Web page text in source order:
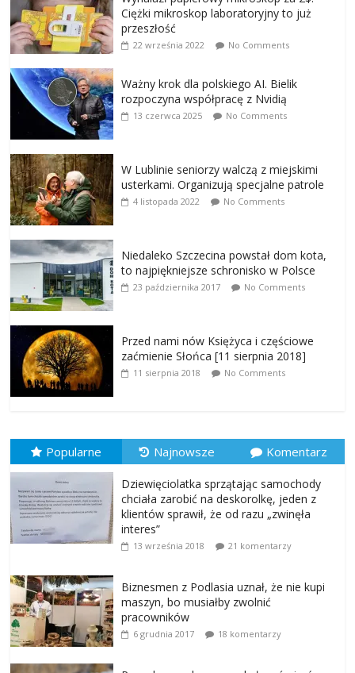
Ciężki mikroskop laboratoryjny to już
przeszłość
22 września 2022 No Comments
Ważny krok dla polskiego AI. Bielik
rozpoczyna współpracę z Nvidią
13 czerwca 2025 No Comments
W Lublinie seniorzy walczą z miejskimi
usterkami. Organizują specjalne patrole
4 listopada 2022 No Comments
Niedaleko Szczecina powstał dom kota,
to najpiękniejsze schronisko w Polsce
23 października 2017 No Comments
Przed nami nów Księżyca i częściowe
zaćmienie Słońca [11 sierpnia 2018]
11 sierpnia 2018 No Comments
Popularne Najnowsze Komentarz
Dziewięciolatka sprzątając samochody
chciała zarobić na deskorolkę, jeden z
klientów sprawił, że od razu „zwinęła
interes”
13 września 2018 21 komentarzy
Biznesmen z Podlasia uznał, że nie kupi
maszyn, bo musiałby zwolnić
pracowników
6 grudnia 2017 18 komentarzy